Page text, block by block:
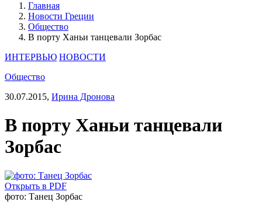
Главная
Новости Греции
Общество
В порту Ханьи танцевали Зорбас
ИНТЕРВЬЮ НОВОСТИ
Общество
30.07.2015, Ирина Дронова
В порту Ханьи танцевали
Зорбас
Открыть в PDF
фото: Танец Зорбас